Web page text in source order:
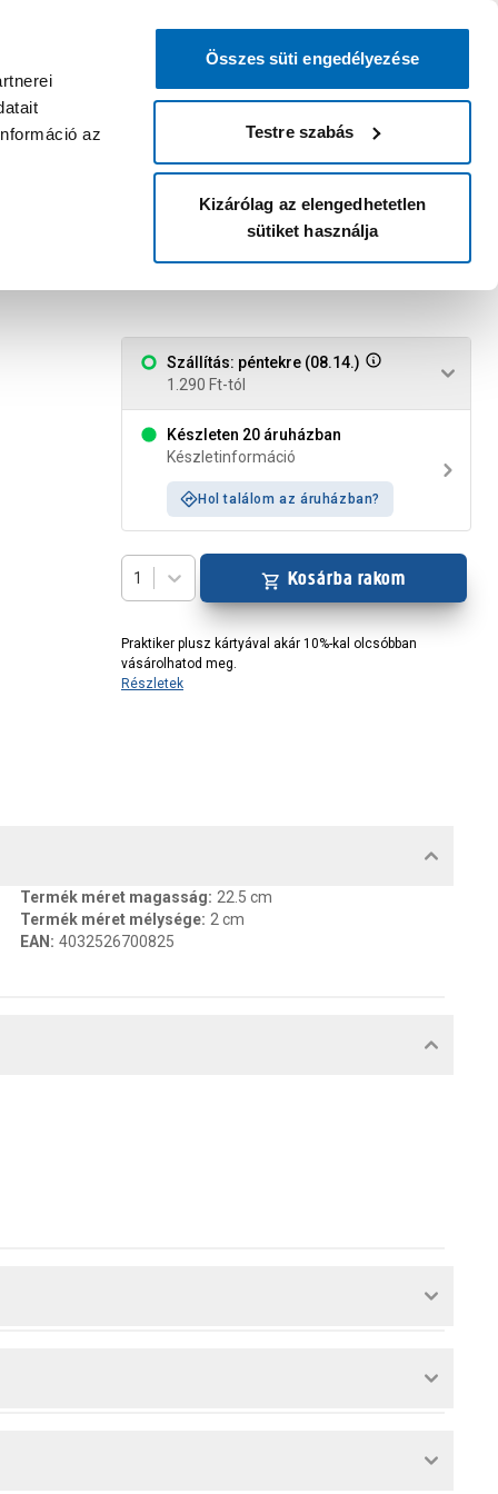
az
Összes süti engedélyezése
Testre szabás
Kizárólag az elengedhetetlen
sütiket használja
bejelentkezni?
Belépés Listáim
Áruházak és szolgáltatások
fűzőlyuk
Szállítás: péntekre (08.14.)
1.290 Ft-tól
Készleten 20 áruházban
Készletinformáció
Hol találom az áruházban?
1 Kosárba rakom
Praktiker plusz kártyával akár 10%-kal olcsóbban
vásárolhatod meg.
Részletek
Termék méret magasság: 22.5 cm
Termék méret mélysége: 2 cm
EAN : 4032526700825